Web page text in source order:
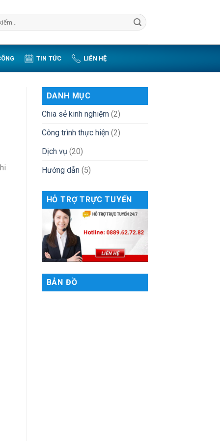
TIN TỨC LIÊN HỆ
DANH MỤC
Chia sẻ kinh nghiệm(2)
Công trình thực hiện(2)
Dịch vụ (20)
Hướng dẫn(5)
HỖ TRỢ TRỰC TUYẾN
BẢN ĐỒ